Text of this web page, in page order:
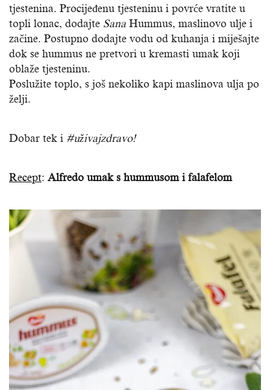
tjestenina. Procijeđenu tjesteninu i povrće vratite u
topli lonac, dodajte Sana Hummus, maslinovo ulje i
začine. Postupno dodajte vodu od kuhanja i miješajte
dok se hummus ne pretvori u kremasti umak koji
oblaže tjesteninu.
Poslužite toplo, s još nekoliko kapi maslinova ulja po
želji.
Dobar tek i #uživajzdravo!
Recept: Alfredo umak s hummusom i falafelom